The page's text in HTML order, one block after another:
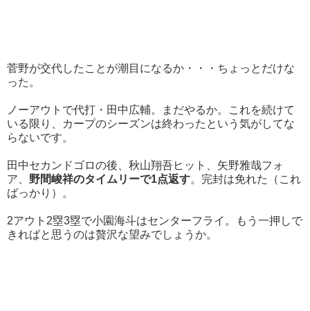
菅野が交代したことが潮目になるか・・・ちょっとだけな
った。
ノーアウトで代打・田中広輔。まだやるか。これを続けて
いる限り、カープのシーズンは終わったという気がしてな
らないです。
田中セカンドゴロの後、秋山翔吾ヒット、矢野雅哉フォ
ア、 野間峻祥のタイムリーで1点返す。完封は免れた（これ
ばっかり）。
2アウト2塁3塁で小園海斗はセンターフライ。もう一押しで
きればと思うのは贅沢な望みでしょうか。